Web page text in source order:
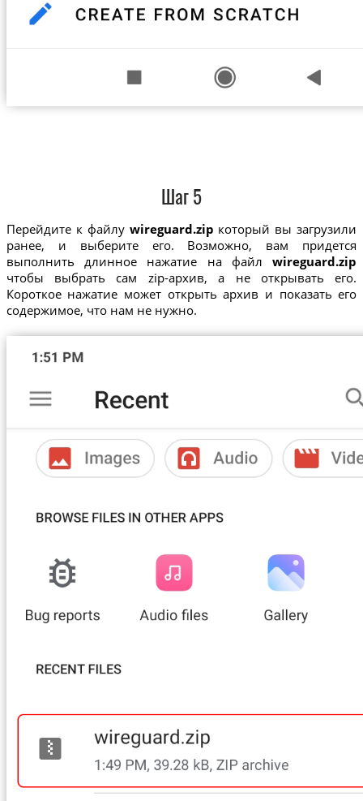
Шаг 5
Перейдите к файлу wireguard.zip который вы загрузили
ранее, и выберите его. Возможно, вам придется
выполнить длинное нажатие на файлwireguard.zip
чтобы выбрать сам zip-архив, а не открывать его.
Короткое нажатие может открыть архив и показать его
содержимое, что нам не нужно.